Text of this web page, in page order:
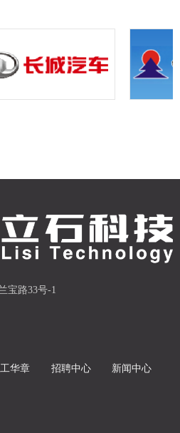
宝路33号-1
华章 招聘中心 新闻中心